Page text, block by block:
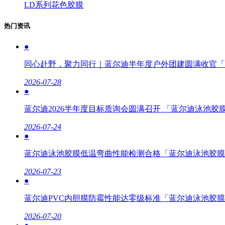
LD系列花色胶膜
热门资讯
●
同心赴野，聚力同行｜蓝尔迪半年度户外团建圆满收官「
2026-07-28
●
蓝尔迪2026半年度目标质询会圆满召开 「蓝尔迪泳池胶膜
2026-07-24
●
蓝尔迪泳池胶膜低温弯曲性能检测合格「蓝尔迪泳池胶膜
2026-07-23
●
蓝尔迪PVC内胆膜防霉性能达零级标准「蓝尔迪泳池胶膜
2026-07-20